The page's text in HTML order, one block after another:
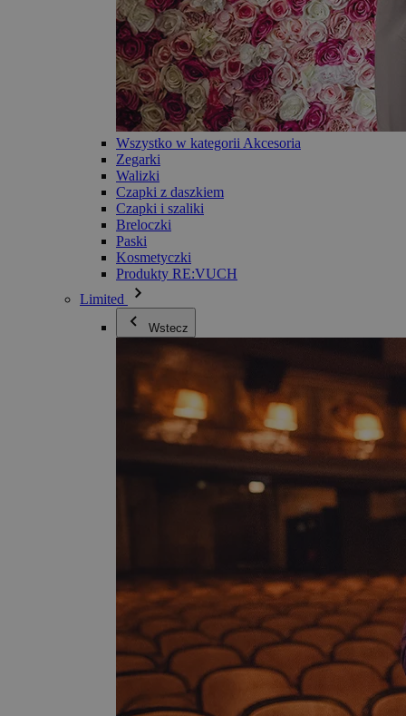
Wszystko w kategorii Akcesoria
Zegarki
Walizki
Czapki z daszkiem
Czapki i szaliki
Breloczki
Paski
Kosmetyczki
Produkty RE:VUCH
Limited
Wstecz